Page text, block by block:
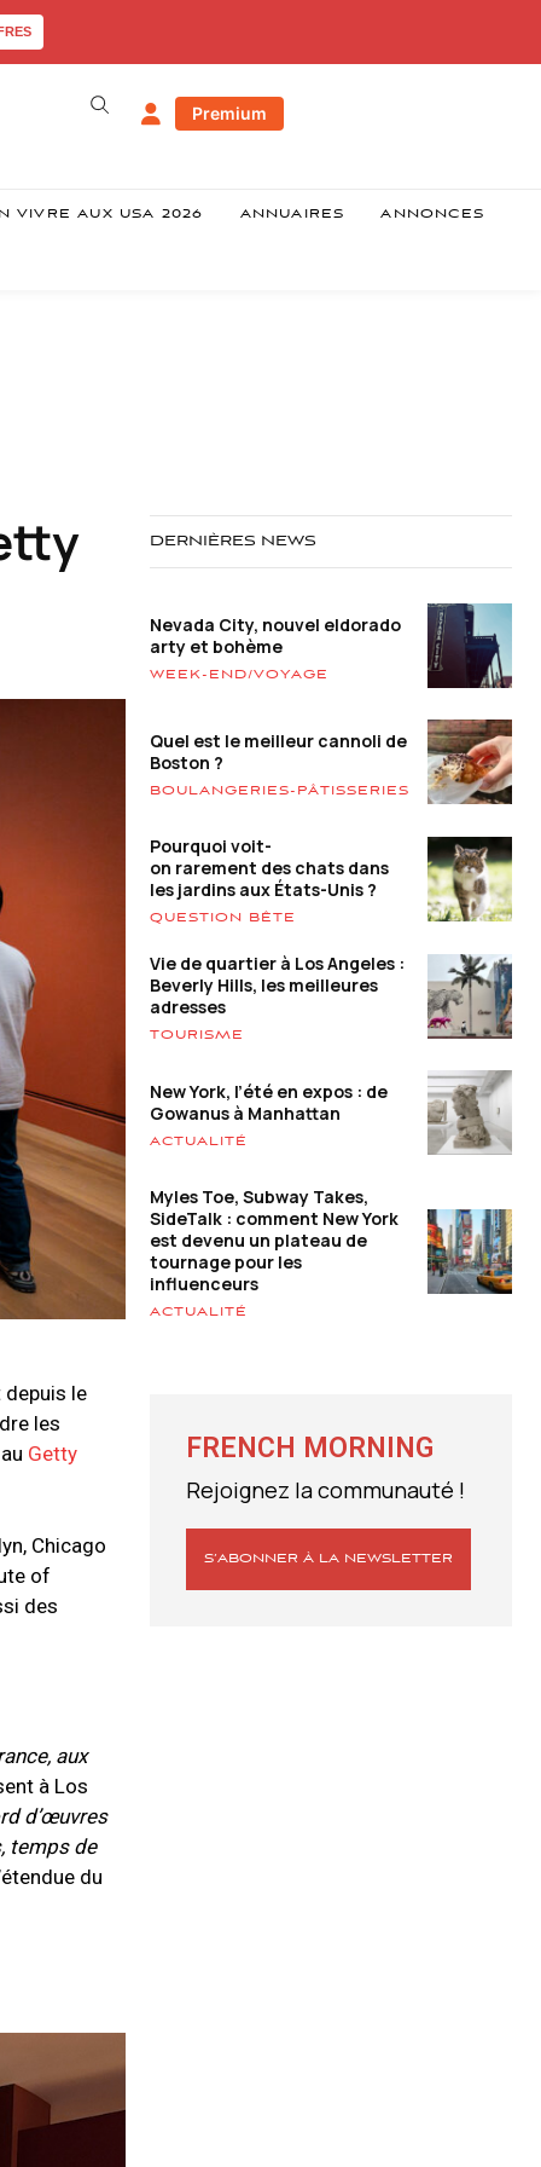
Premium
VIVRE AUX USA 2026 ANNUAIRES ANNONCES
le
les
Getty
Chicago
of
des
aux
à Los
d’œuvres
temps de
du
DERNIÈRES NEWS
Nevada City, nouvel eldorado
arty et bohème
WEEK-END/VOYAGE
Quel est le meilleur cannoli de
Boston ?
BOULANGERIES-PÂTISSERIES
Pourquoi voit-
on rarement des chats dans
les jardins aux États-Unis ?
QUESTION BÊTE
Vie de quartier à Los Angeles :
Beverly Hills, les meilleures
adresses
TOURISME
New York, l’été en expos : de
Gowanus à Manhattan
ACTUALITÉ
Myles Toe, Subway Takes,
SideTalk : comment New York
est devenu un plateau de
tournage pour les
influenceurs
ACTUALITÉ
FRENCH MORNING
Rejoignez la communauté !
S’ABONNER À LA NEWSLETTER